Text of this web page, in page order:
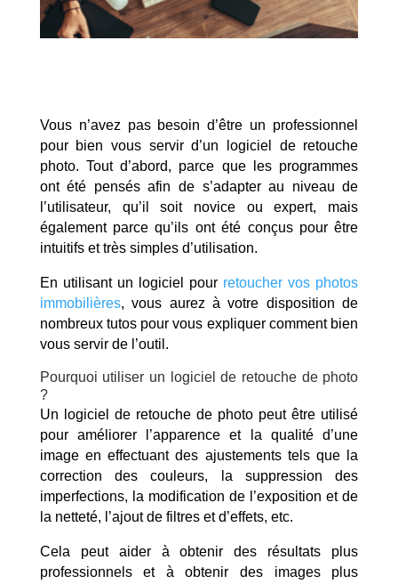
Vous n’avez pas besoin d’être un professionnel
pour bien vous servir d’un logiciel de retouche
photo. Tout d’abord, parce que les programmes
ont été pensés afin de s’adapter au niveau de
l’utilisateur, qu’il soit novice ou expert, mais
également parce qu’ils ont été conçus pour être
intuitifs et très simples d’utilisation.
En utilisant un logiciel pour retoucher vos photos
immobilières, vous aurez à votre disposition de
nombreux tutos pour vous expliquer comment bien
vous servir de l’outil.
Pourquoi utiliser un logiciel de retouche de photo
?
Un logiciel de retouche de photo peut être utilisé
pour améliorer l’apparence et la qualité d’une
image en effectuant des ajustements tels que la
correction des couleurs, la suppression des
imperfections, la modification de l’exposition et de
la netteté, l’ajout de filtres et d’effets, etc.
Cela peut aider à obtenir des résultats plus
professionnels et à obtenir des images plus